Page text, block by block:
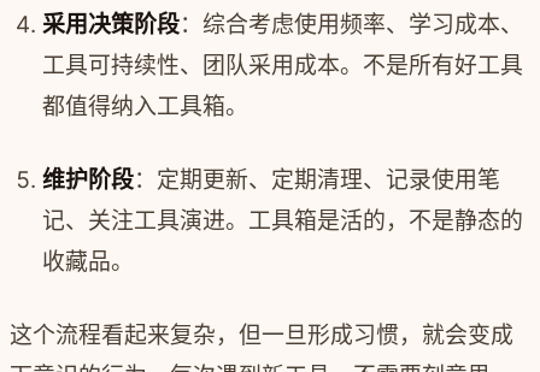
采用决策阶段：综合考虑使用频率、学习成本、
工具可持续性、团队采用成本。不是所有好工具
都值得纳入工具箱。
维护阶段：定期更新、定期清理、记录使用笔
记、关注工具演进。工具箱是活的，不是静态的
收藏品。
这个流程看起来复杂，但一旦形成习惯，就会变成